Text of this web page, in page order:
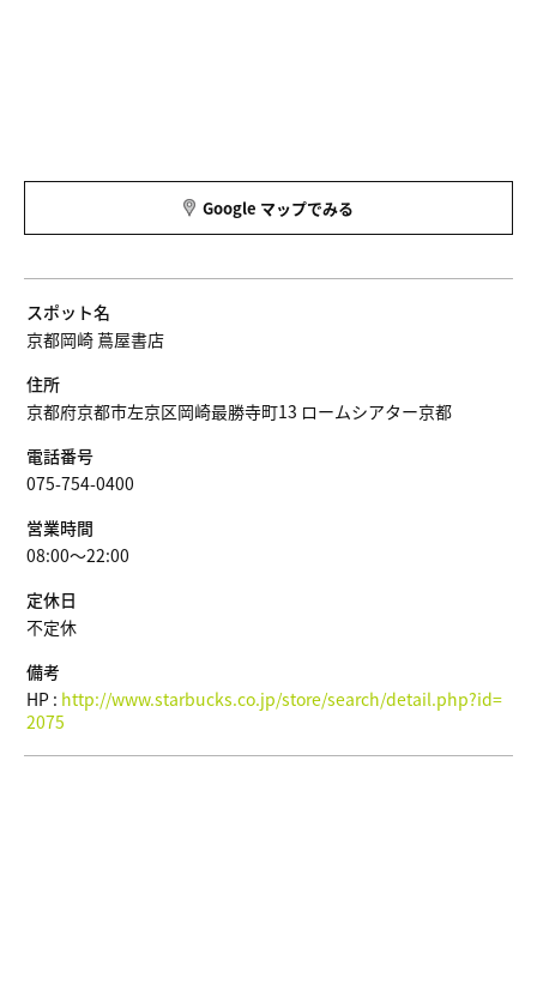
Google マップでみる
スポット名
京都岡崎 蔦屋書店
住所
京都府京都市左京区岡崎最勝寺町13 ロームシアター京都
電話番号
075-754-0400
営業時間
08:00～22:00
定休日
不定休
備考
HP : http://www.starbucks.co.jp/store/search/detail.php?id=
2075